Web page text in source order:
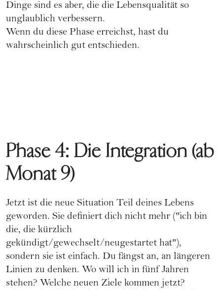
Dinge sind es aber, die die Lebensqualität so
unglaublich verbessern.
Wenn du diese Phase erreichst, hast du
wahrscheinlich gut entschieden.
Phase 4: Die Integration (ab
Monat 9)
Jetzt ist die neue Situation Teil deines Lebens
geworden. Sie definiert dich nicht mehr ("ich bin
die, die kürzlich
gekündigt/gewechselt/neugestartet hat"),
sondern sie ist einfach. Du fängst an, an längeren
Linien zu denken. Wo will ich in fünf Jahren
stehen? Welche neuen Ziele kommen jetzt?